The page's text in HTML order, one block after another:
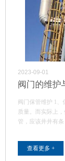
2023-09-01
阀门的维护
阀门保管维护 1、保管维护的目的，是不让阀门在保管中损坏，或降低
质量。而实际上，保
管，应该井井有
查看更多 +